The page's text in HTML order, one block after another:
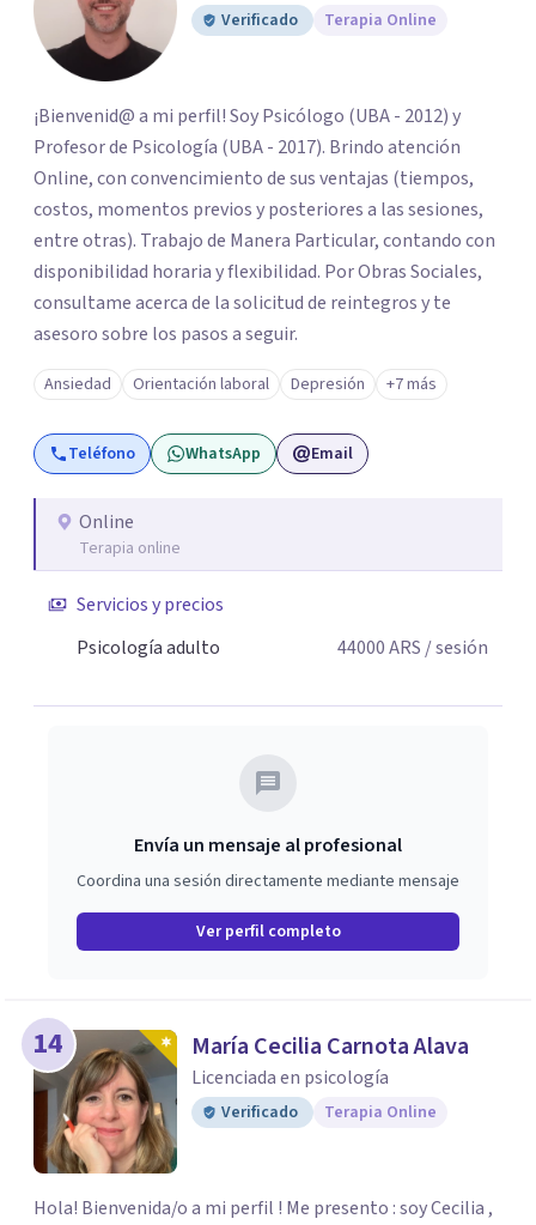
Verificado Terapia Online
¡Bienvenid@ a mi perfil! Soy Psicólogo (UBA - 2012) y
Profesor de Psicología (UBA - 2017). Brindo atención
Online, con convencimiento de sus ventajas (tiempos,
costos, momentos previos y posteriores a las sesiones,
entre otras). Trabajo de Manera Particular, contando con
disponibilidad horaria y flexibilidad. Por Obras Sociales,
consultame acerca de la solicitud de reintegros y te
asesoro sobre los pasos a seguir.
Ansiedad Orientación laboral Depresión +7 más
Teléfono WhatsApp Email
Online
Terapia online
Servicios y precios
Psicología adulto
44000ARS / sesión
Envía un mensaje al profesional
Coordina una sesión directamente mediante mensaje
Ver perfil completo
14 María Cecilia Carnota Alava
Licenciada en psicología
Verificado Terapia Online
Hola! Bienvenida/o a mi perfil ! Me presento : soy Cecilia ,